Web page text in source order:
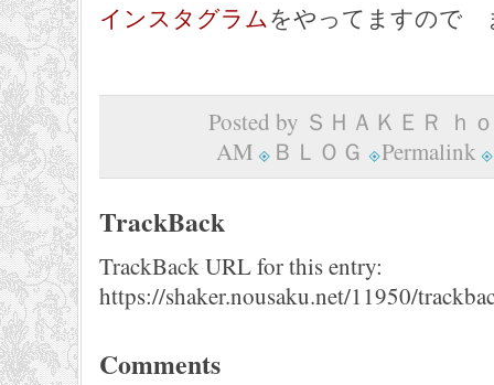
インスタグラムをやってますので
Posted by ＳＨＡＫＥＲ ｈ
AM
ＢＬＯＧ Permalink
TrackBack
TrackBack URL for this entry:
https://shaker.nousaku.net/11950/
Comments